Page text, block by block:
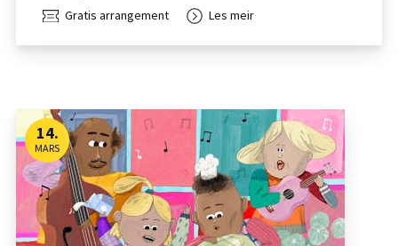
Gratis arrangement
Les meir
14.
MARS